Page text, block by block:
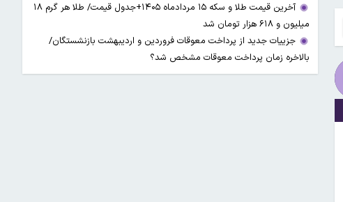
آخرین قیمت طلا و سکه ۱۵ مردادماه ۱۴۰۵+جدول قیمت/ طلا هر گرم ۱۸
میلیون و ۶۱۸ هزار تومان شد
جزییات جدید از پرداخت معوقات فروردین و اردیبهشت بازنشستگان/
بالاخره زمان پرداخت معوقات مشخص شد؟